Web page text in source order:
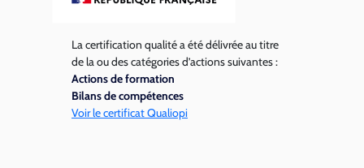
La certification qualité a été délivrée au titre
de la ou des catégories d’actions suivantes :
Actions de formation
Bilans de compétences
Voir le certificat Qualiopi